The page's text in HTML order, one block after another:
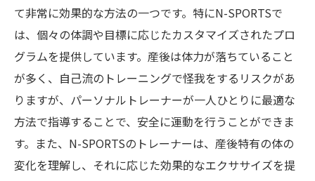
忙しいママのための時短ヘルシーレシピ
無理なく続けるための食事管理方法
栄養バランスを考えた食事プラン提案
ストレスフリーな食事習慣の作り方
子育て中でも実践可能な食生活改善法
N-SPORTSで学ぶ食事サポートプログラム
墨田区のN-SPORTSが選ばれる理由30代ママに
て非常に効果的な方法の一つです。特にN-SPORTSで
は、個々の体調や目標に応じたカスタマイズされたプロ
グラムを提供しています。産後は体力が落ちていること
が多く、自己流のトレーニングで怪我をするリスクがあ
りますが、パーソナルトレーナーが一人ひとりに最適な
方法で指導することで、安全に運動を行うことができま
す。また、N-SPORTSのトレーナーは、産後特有の体の
変化を理解し、それに応じた効果的なエクササイズを提